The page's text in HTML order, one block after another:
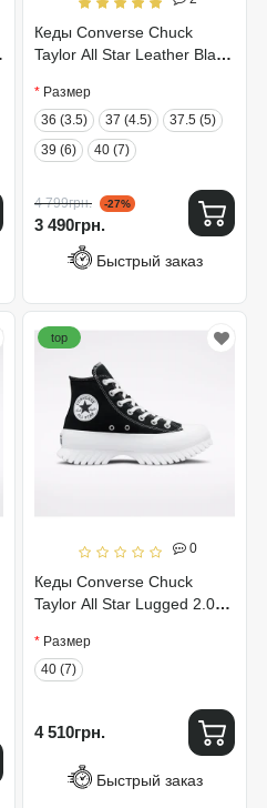
Кеды Converse Chuck
Taylor All Star Leather Black
Размер
36 (3.5)
37 (4.5)
37.5 (5)
39 (6)
40 (7)
4 799грн. -27%
3 490грн.
Быстрый заказ
0
Кеды Converse Chuck
Taylor All Star Lugged 2.0
top
Размер
40 (7)
4 510грн.
Быстрый заказ